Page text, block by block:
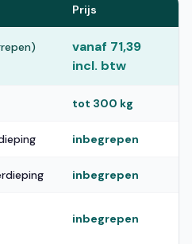
Prijs
vanaf 71,39
incl. btw
tot 300 kg
inbegrepen
inbegrepen
inbegrepen